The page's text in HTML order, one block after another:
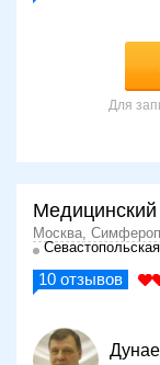
Для
Москва,
Севастопольская
10 отзывов